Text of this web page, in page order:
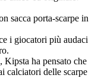
sacca porta-scarpe in
i giocatori più audaci
ha pensato che
calciatori delle scarpe